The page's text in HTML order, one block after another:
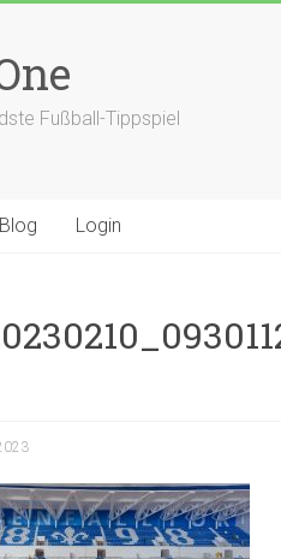
Fußball-Tippspiel
Blog Login